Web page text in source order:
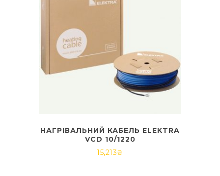
НАГРІВАЛЬНИЙ КАБЕЛЬ ELEKTRA
VCD 10/1220
15,213₴